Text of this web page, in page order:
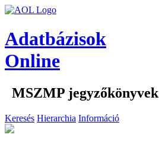
Adatbázisok
Online
MSZMP jegyzőkönyvek
Keresés Hierarchia Információ